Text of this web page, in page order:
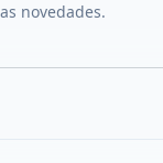
novedades.